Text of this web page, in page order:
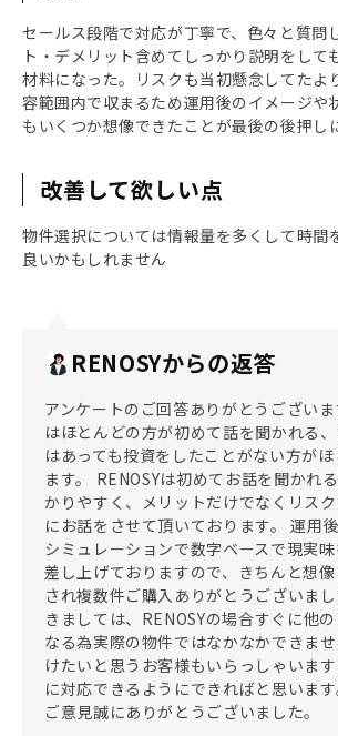
セールス段階で対応が丁寧で、色々と質問
ト・デメリット含めてしっかり説明をして
材料になった。リスクも当初懸念してたよ
容範囲内で収まるため運用後のイメージや
もいくつか想像できたことが最後の後押し
改善して欲しい点
物件選択については情報量を多くして時間
良いかもしれません
RENOSYからの返答
アンケートのご回答ありがとうござい
はほとんどの方が初めて話を聞かれる
はあっても投資をしたことがない方が
ます。 RENOSYは初めてお話を聞かれ
かりやすく、メリットだけでなくリス
にお話をさせて頂いております。 運用
シミュレーションで数字ベースで現実
差し上げておりますので、きちんと想
され複数件ご購入ありがとうございま
きましては、RENOSYの場合すぐに他
なる為実際の物件ではなかなかできま
けたいと思うお客様もいらっしゃいま
に対応できるようにできればと思いま
ご意見誠にありがとうございました。